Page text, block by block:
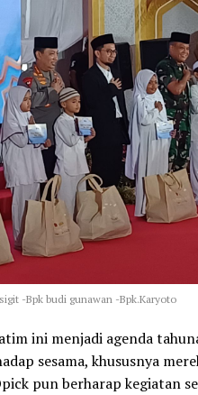
-Bpk budi gunawan -Bpk.Karyoto
ini menjadi agenda
sesama, khususnya
pun berharap kegiatan